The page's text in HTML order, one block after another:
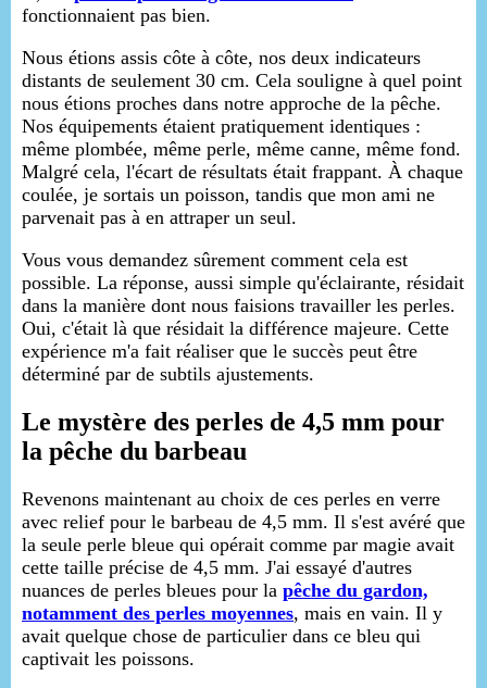
fonctionnaient pas bien.
Nous étions assis côte à côte, nos deux indicateurs
distants de seulement 30 cm. Cela souligne à quel point
nous étions proches dans notre approche de la pêche.
Nos équipements étaient pratiquement identiques :
même plombée, même perle, même canne, même fond.
Malgré cela, l'écart de résultats était frappant. À chaque
coulée, je sortais un poisson, tandis que mon ami ne
parvenait pas à en attraper un seul.
Vous vous demandez sûrement comment cela est
possible. La réponse, aussi simple qu'éclairante, résidait
dans la manière dont nous faisions travailler les perles.
Oui, c'était là que résidait la différence majeure. Cette
expérience m'a fait réaliser que le succès peut être
déterminé par de subtils ajustements.
Le mystère des perles de 4,5 mm pour
la pêche du barbeau
Revenons maintenant au choix de ces perles en verre
avec relief pour le barbeau de 4,5 mm. Il s'est avéré que
la seule perle bleue qui opérait comme par magie avait
cette taille précise de 4,5 mm. J'ai essayé d'autres
nuances de perles bleues pour la pêche du gardon,
notamment des perles moyennes, mais en vain. Il y
avait quelque chose de particulier dans ce bleu qui
captivait les poissons.